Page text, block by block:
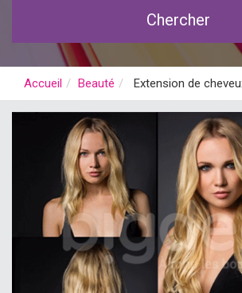
Chercher
Accueil Beauté Extension de